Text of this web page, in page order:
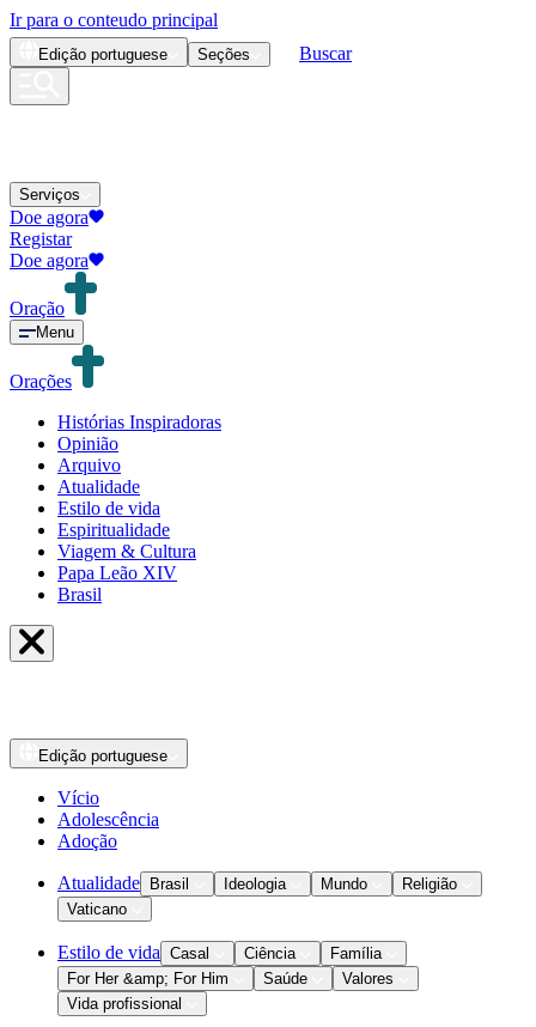
Ir para o conteudo principal
Edição portuguese Seções Buscar
Serviços
Doe agora
Registar
Doe agora
Oração
Menu
Orações
Histórias Inspiradoras
Opinião
Arquivo
Atualidade
Estilo de vida
Espiritualidade
Viagem & Cultura
Papa Leão XIV
Brasil
Edição portuguese
Vício
Adolescência
Adoção
Atualidade Brasil Ideologia Mundo
Religião
Vaticano
Estilo de vida Casal Ciência
Família
For Her &amp; For Him
Saúde
Valores
Vida profissional